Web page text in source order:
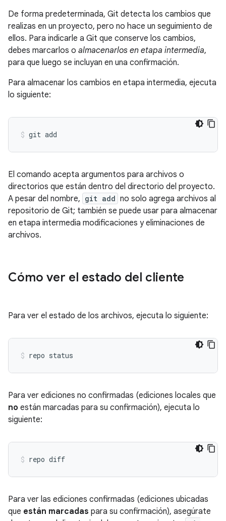
De forma predeterminada, Git detecta los cambios que
realizas en un proyecto, pero no hace un seguimiento de
ellos. Para indicarle a Git que conserve los cambios,
debes marcarlos o almacenarlos en etapa intermedia,
para que luego se incluyan en una confirmación.
Para almacenar los cambios en etapa intermedia, ejecuta
lo siguiente:
El comando acepta argumentos para archivos o
directorios que están dentro del directorio del proyecto.
A pesar del nombre, git add no solo agrega archivos al
repositorio de Git; también se puede usar para almacenar
en etapa intermedia modificaciones y eliminaciones de
archivos.
Cómo ver el estado del cliente
Para ver el estado de los archivos, ejecuta lo siguiente:
Para ver ediciones no confirmadas (ediciones locales que
no están marcadas para su confirmación), ejecuta lo
siguiente:
Para ver las ediciones confirmadas (ediciones ubicadas
que están marcadas para su confirmación), asegúrate